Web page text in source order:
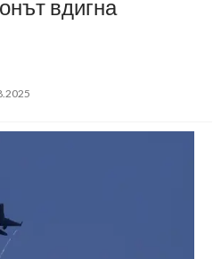
вдигна